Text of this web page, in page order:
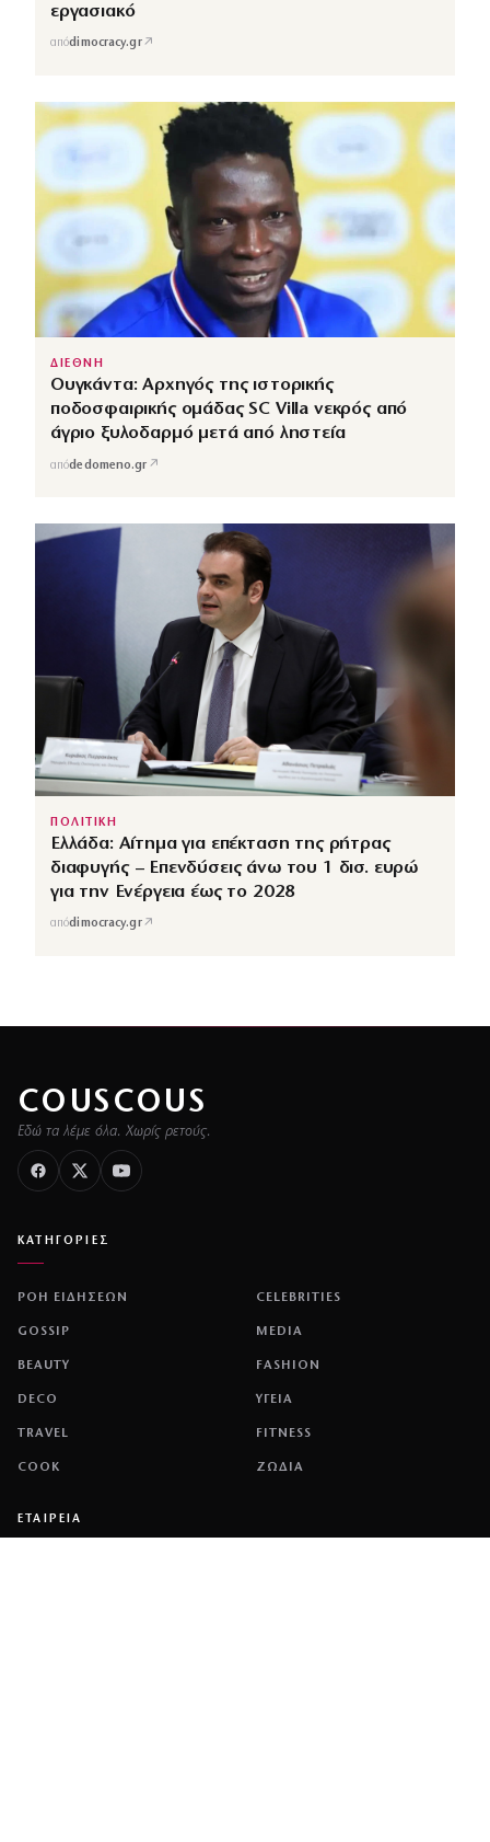
εργασιακό
απόdimocracy.gr↗
ΔΙΕΘΝΗ
Ουγκάντα: Αρχηγός της ιστορικής
ποδοσφαιρικής ομάδας SC Villa νεκρός από
άγριο ξυλοδαρμό μετά από ληστεία
απόdedomeno.gr ↗
ΠΟΛΙΤΙΚΗ
Ελλάδα: Αίτημα για επέκταση της ρήτρας
διαφυγής – Επενδύσεις άνω του 1 δισ. ευρώ
για την Ενέργεια έως το 2028
απόdimocracy.gr↗
COUSCOUS
Εδώ τα λέμε όλα. Χωρίς ρετούς.
ΚΑΤΗΓΟΡΙΕΣ
ΡΟΗ ΕΙΔΗΣΕΩΝ CELEBRITIES
GOSSIP MEDIA
BEAUTY FASHION
DECO ΥΓΕΙΑ
TRAVEL FITNESS
COOK ΖΩΔΙΑ
ΕΤΑΙΡΕΙΑ